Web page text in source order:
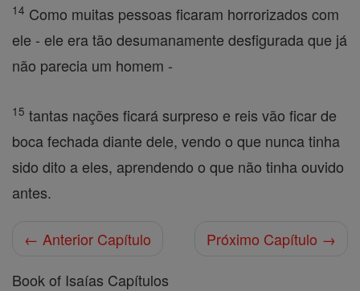
14 Como muitas pessoas ficaram horrorizados com
ele - ele era tão desumanamente desfigurada que já
não parecia um homem -
15 tantas nações ficará surpreso e reis vão ficar de
boca fechada diante dele, vendo o que nunca tinha
sido dito a eles, aprendendo o que não tinha ouvido
antes.
← Anterior Capítulo
Próximo Capítulo →
Book of Isaías Capítulos